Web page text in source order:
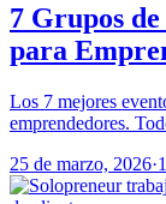
7 Grupos
para
Los 7 mejores
emprendedores.
25 de marzo, 2026·